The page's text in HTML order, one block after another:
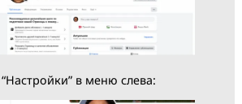
от лица ФП и можем увидеть,
в немом режиме и не
с ней можно работать!